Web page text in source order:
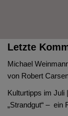
Letzte
Michael
von Robert
Kulturtipps im Juli
„Strandgut“ – ein